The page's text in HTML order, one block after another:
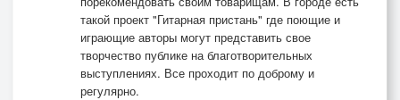
такой проект "Гитарная пристань" где поющие и
играющие авторы могут представить свое
творчество публике на благотворительных
выступлениях. Все проходит по доброму и
регулярно.